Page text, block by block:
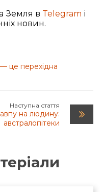
Земля в Telegram і
новин.
це перехідна
Наступна стаття
на людину:
австралопітеки